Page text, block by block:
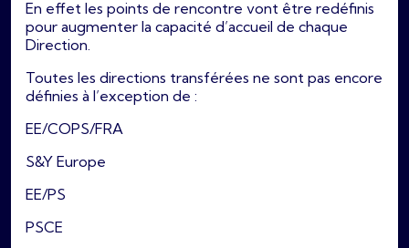
En effet les points de rencontre vont être redéfinis
pour augmenter la capacité d’accueil de chaque
Direction.
Toutes les directions transférées ne sont pas encore
définies à l’exception de :
EE/COPS/FRA
S&Y Europe
EE/PS
PSCE